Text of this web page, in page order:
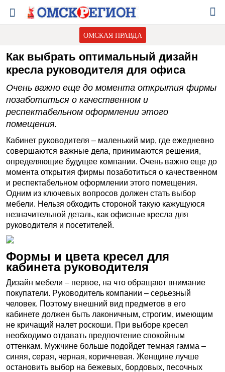
ОМСКАЯ ПРАВДА
Как выбрать оптимальный дизайн
кресла руководителя для офиса
Очень важно еще до момента открытия фирмы
позаботиться о качественном и
респектабельном оформлении этого
помещения.
Кабинет руководителя – маленький мир, где ежедневно
совершаются важные дела, принимаются решения,
определяющие будущее компании. Очень важно еще до
момента открытия фирмы позаботиться о качественном
и респектабельном оформлении этого помещения.
Одним из ключевых вопросов должен стать выбор
мебели. Нельзя обходить стороной такую кажущуюся
незначительной деталь, как офисные кресла для
руководителя и посетителей.
Формы и цвета кресел для
кабинета руководителя
Дизайн мебели – первое, на что обращают внимание
покупатели. Руководитель компании – серьезный
человек. Поэтому внешний вид предметов в его
кабинете должен быть лаконичным, строгим, имеющим
не кричащий налет роскоши. При выборе кресел
необходимо отдавать предпочтение спокойным
оттенкам. Мужчине больше подойдет темная гамма –
синяя, серая, черная, коричневая. Женщине лучше
остановить выбор на бежевых, бордовых, песочных